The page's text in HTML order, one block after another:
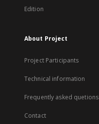
Edition
About Project
Project Participants
Technical information
Frequently asked quetions
Contact